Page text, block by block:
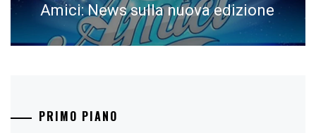
Next
Amici: News sulla nuova edizione
PRIMO PIANO